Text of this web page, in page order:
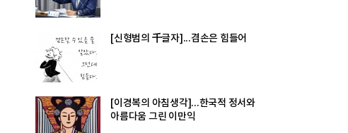
[신형범의 千글자]...겸손은 힘들어
[이경복의 아침생각]...한국적 정서와
아름다움 그린 이만익